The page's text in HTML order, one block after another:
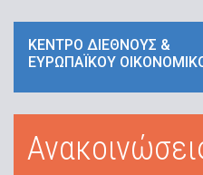
ΚΕΝΤΡΟ ΔΙΕΘΝΟΥΣ &
ΕΥΡΩΠΑΪΚΟΥ